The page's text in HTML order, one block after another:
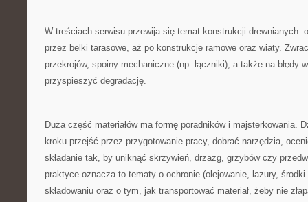
W treściach serwisu przewija się temat konstrukcji drewnianych:
przez belki tarasowe, aż po konstrukcje ramowe oraz wiaty.
przekrojów, spoiny mechaniczne (np. łączniki), a także na błędy
przyspieszyć degradację.
Duża część materiałów ma formę poradników i majsterkowania.
kroku przejść przez przygotowanie pracy, dobrać narzędzia,
składanie tak, by uniknąć skrzywień, drzazg, grzybów czy
praktyce oznacza to tematy o ochronie (olejowanie, lazury,
składowaniu oraz o tym, jak transportować materiał, żeby nie